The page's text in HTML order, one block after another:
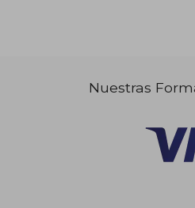
Nuestras